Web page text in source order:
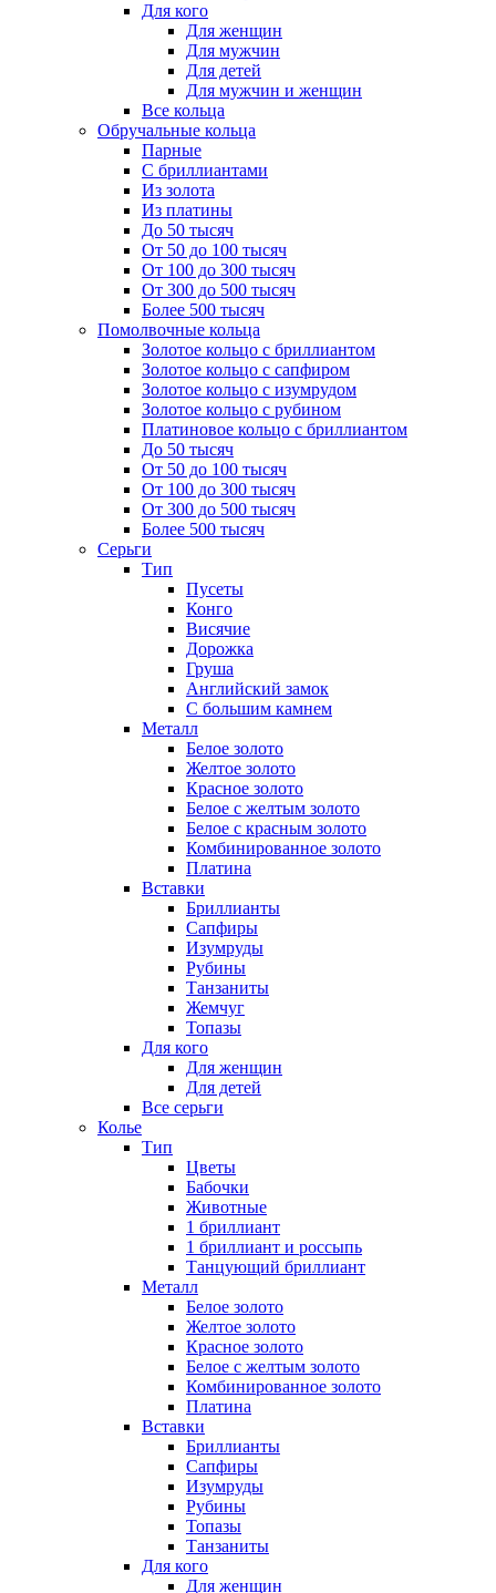
Для кого
Для женщин
Для мужчин
Для детей
Для мужчин и женщин
Все кольца
Обручальные кольца
Парные
С бриллиантами
Из золота
Из платины
До 50 тысяч
От 50 до 100 тысяч
От 100 до 300 тысяч
От 300 до 500 тысяч
Более 500 тысяч
Помолвочные кольца
Золотое кольцо с бриллиантом
Золотое кольцо с сапфиром
Золотое кольцо с изумрудом
Золотое кольцо с рубином
Платиновое кольцо с бриллиантом
До 50 тысяч
От 50 до 100 тысяч
От 100 до 300 тысяч
От 300 до 500 тысяч
Более 500 тысяч
Серьги
Тип
Пусеты
Конго
Висячие
Дорожка
Груша
Английский замок
С большим камнем
Металл
Белое золото
Желтое золото
Красное золото
Белое с желтым золото
Белое с красным золото
Комбинированное золото
Платина
Вставки
Бриллианты
Сапфиры
Изумруды
Рубины
Танзаниты
Жемчуг
Топазы
Для кого
Для женщин
Для детей
Все серьги
Колье
Тип
Цветы
Бабочки
Животные
1 бриллиант
1 бриллиант и россыпь
Танцующий бриллиант
Металл
Белое золото
Желтое золото
Красное золото
Белое с желтым золото
Комбинированное золото
Платина
Вставки
Бриллианты
Сапфиры
Изумруды
Рубины
Топазы
Танзаниты
Для кого
Для женщин